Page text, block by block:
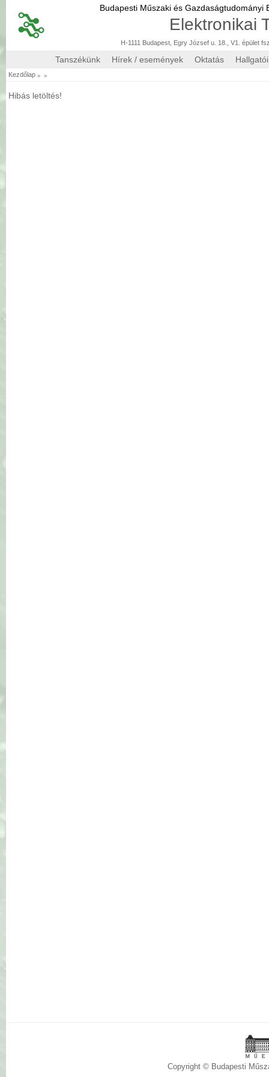
Budapesti Műszaki és Gazdaságtudományi
Elektronikai
H-1111 Budapest, Egry József u. 18., V1. épület
Tanszékünk Hírek / események Oktatás
Kezdőlap » »
Hibás letöltés!
Copyright © Budapesti